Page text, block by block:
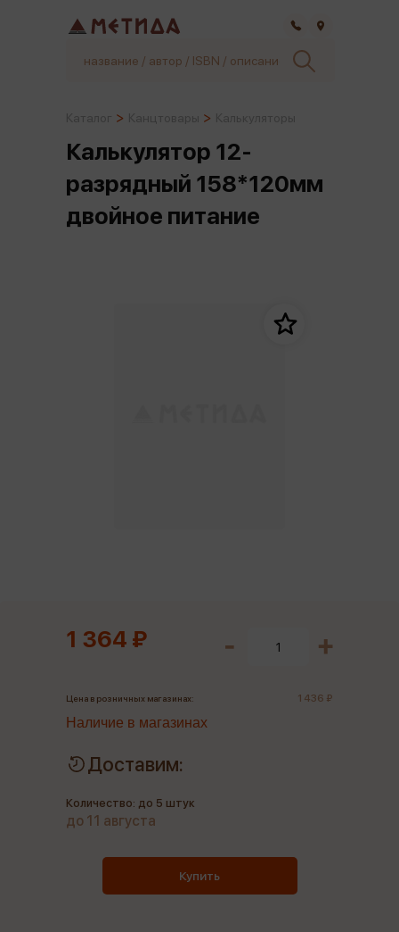
Калькулятор 12-
разрядный 158*120мм
двойное питание
1 364 ₽
Цена в розничных магазинах: 1 436 ₽
Наличие в магазинах
Доставим:
Количество: до 5 штук
до 11 августа
Купить